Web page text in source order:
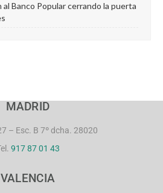
al Banco Popular cerrando la puerta
MADRID
– Esc. B 7º dcha. 28020
917 87 01 43
VALENCIA